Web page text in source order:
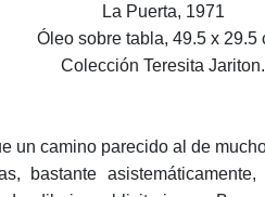
La Puerta, 1971
Óleo sobre tabla, 49.5 x 29.5
Colección Teresita Jariton.
un camino parecido al de
bastante